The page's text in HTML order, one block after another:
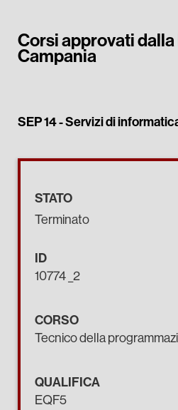
Corsi approvati
Campania
SEP 14 -Servizi di
STATO
Terminato
ID
10774 _2
CORSO
Tecnico della
QUALIFICA
EQF5